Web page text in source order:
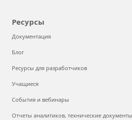
Ресурсы
Документация
Блог
Ресурсы для разработчиков
Учащиеся
События и вебинары
Отчеты аналитиков, технические